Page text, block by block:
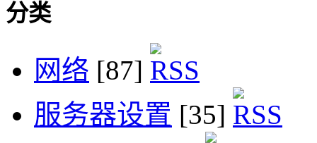
分类
网络 [87]
服务器设置 [35]